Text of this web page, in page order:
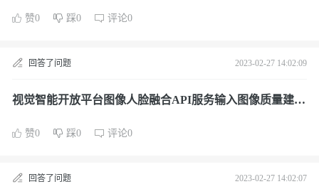
赞0 踩0 评论0
回答了问题 2023-02-27 14:02:09
视觉智能开放平台图像人脸融合API服务输入图像质量建议
赞0 踩0 评论0
回答了问题 2023-02-27 14:02:07